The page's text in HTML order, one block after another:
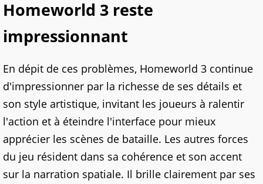
Homeworld 3 reste
impressionnant
En dépit de ces problèmes, Homeworld 3 continue
d'impressionner par la richesse de ses détails et
son style artistique, invitant les joueurs à ralentir
l'action et à éteindre l'interface pour mieux
apprécier les scènes de bataille. Les autres forces
du jeu résident dans sa cohérence et son accent
sur la narration spatiale. Il brille clairement par ses